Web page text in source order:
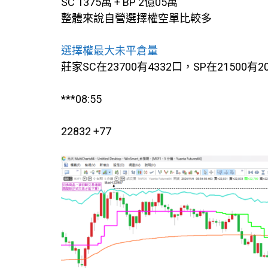
整體來說自營選擇權空單比較多
選擇權最大未平倉量
莊家SC在23700有4332口，SP在21500有
***08:55
22832 +77